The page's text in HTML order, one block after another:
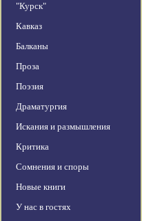
"Курск"
Кавказ
Балканы
Проза
Поэзия
Драматургия
Искания и размышления
Критика
Сомнения и споры
Новые книги
У нас в гостях